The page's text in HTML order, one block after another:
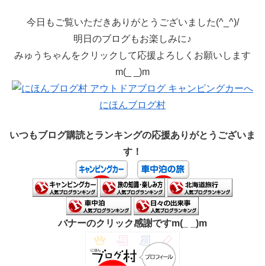
今日もご覧いただきありがとうございました(^_^)/
明日のブログもお楽しみに♪
みゅうちゃんをクリックして応援よろしくお願いします
m(_ _)m
にほんブログ村
いつもブログ購読とランキングの応援ありがとうございま
す！
バナーのクリック感謝ですm(_ _)m